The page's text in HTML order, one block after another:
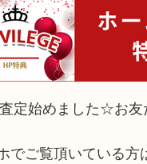
定始めました☆お
でご覧頂いている方